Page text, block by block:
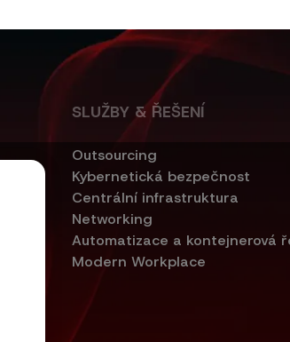
SLUŽBY & ŘEŠENÍ
Outsourcing
Kybernetická bezpečnost
Centrální infrastruktura
Networking
Automatizace a kontejnerová
Modern Workplace